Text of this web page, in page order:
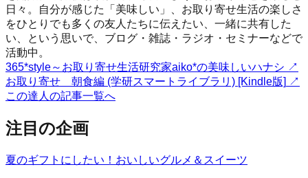
日々。自分が感じた「美味しい」、お取り寄せ生活の楽しさ
をひとりでも多くの友人たちに伝えたい、一緒に共有した
い、という思いで、ブログ・雑誌・ラジオ・セミナーなどで
活動中。
365*style～お取り寄せ生活研究家aiko*の美味しいハナシ ↗
お取り寄せ 朝食編 (学研スマートライブラリ) [Kindle版] ↗
この達人の記事一覧へ
注目の企画
夏のギフトにしたい！おいしいグルメ＆スイーツ